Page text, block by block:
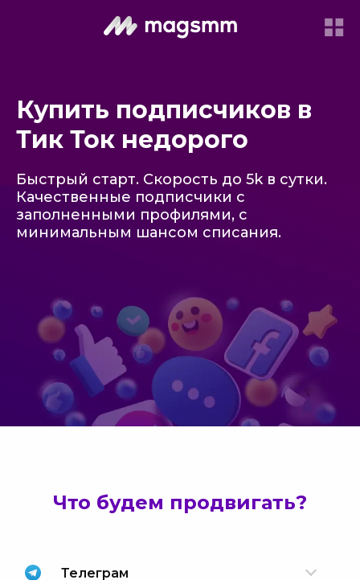
Купить подписчиков в
Тик Ток недорого
Быстрый старт. Скорость до 5k в сутки.
Качественные подписчики с
заполненными профилями, с
минимальным шансом списания.
Что будем продвигать?
Телеграм